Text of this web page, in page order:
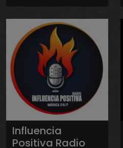
Influencia
Positiva Radio